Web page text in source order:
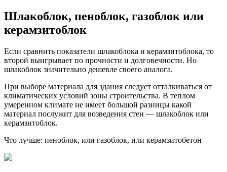
Шлакоблок, пеноблок, газоблок или
керамзитоблок
Если сравнить показатели шлакоблока и керамзитоблока, то
второй выигрывает по прочности и долговечности. Но
шлакоблок значительно дешевле своего аналога.
При выборе материала для здания следует отталкиваться от
климатических условий зоны строительства. В теплом
умеренном климате не имеет большой разницы какой
материал послужит для возведения стен — шлакоблок или
керамзитоблок.
Что лучше: пеноблок, или газоблок, или керамзитобетон